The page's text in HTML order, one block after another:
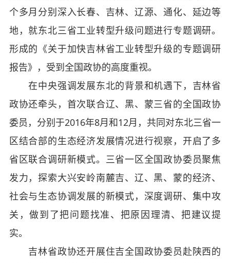
个多月分别深入长春、吉林、辽源、通化、延边等
地，就东北三省工业转型升级问题进行专题调研。
形成的《关于加快吉林省工业转型升级的专题调研
报告》，受到全国政协的高度重视。
在中央强调发展东北的背景和机遇下，吉林省
政协还牵头，首次联合辽、黑、蒙三省的全国政协
委员，分别于2016年8月和12月，共同对东北三省一
区结合部的生态经济发展情况进行视察，开启了多
省区联合调研新模式。三省一区全国政协委员聚焦
发力，探索大兴安岭南麓吉、辽、黑、蒙的经济、
社会与生态协调发展的新模式，深度调研、集中攻
关，做到了把问题找准、把原因理清、把建议提
实。
吉林省政协还开展住吉全国政协委员赴陕西的